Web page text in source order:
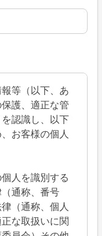
等（以下、あ
護、適正な管
認識し、以下
お客様の個人
人を識別する
通称、番号
（通称、個人
な取扱いに関